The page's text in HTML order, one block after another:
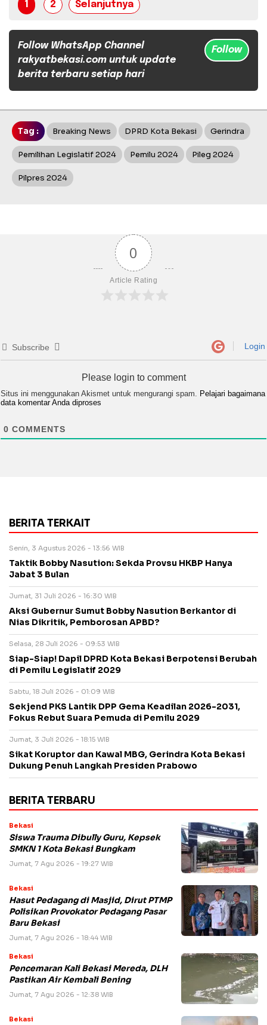
1 2 Selanjutnya
Follow WhatsApp Channel
rakyatbekasi.com untuk update
berita terbaru setiap hari
Follow
Tag : Breaking News DPRD Kota Bekasi Gerindra
Pemilihan Legislatif 2024 Pemilu 2024 Pileg 2024
Pilpres 2024
0
Article Rating
Subscribe Login
Please login to comment
Situs ini menggunakan Akismet untuk mengurangi spam.
Pelajari bagaimana
data komentar Anda diproses
0 COMMENTS
BERITA TERKAIT
Senin, 3 Agustus 2026 - 13:56 WIB
Taktik Bobby Nasution: Sekda Provsu HKBP Hanya
Jabat 3 Bulan
Jumat, 31 Juli 2026 - 16:30 WIB
Aksi Gubernur Sumut Bobby Nasution Berkantor di
Nias Dikritik, Pemborosan APBD?
Selasa, 28 Juli 2026 - 09:53 WIB
Siap-Siap! Dapil DPRD Kota Bekasi Berpotensi Berubah
di Pemilu Legislatif 2029
Sabtu, 18 Juli 2026 - 01:09 WIB
Sekjend PKS Lantik DPP Gema Keadilan 2026-2031,
Fokus Rebut Suara Pemuda di Pemilu 2029
Jumat, 3 Juli 2026 - 18:15 WIB
Sikat Koruptor dan Kawal MBG, Gerindra Kota Bekasi
Dukung Penuh Langkah Presiden Prabowo
BERITA TERBARU
Bekasi
Siswa Trauma Dibully Guru, Kepsek
SMKN 1 Kota Bekasi Bungkam
Jumat, 7 Agu 2026 - 19:27 WIB
Bekasi
Hasut Pedagang di Masjid, Dirut PTMP
Polisikan Provokator Pedagang Pasar
Baru Bekasi
Jumat, 7 Agu 2026 - 18:44 WIB
Bekasi
Pencemaran Kali Bekasi Mereda, DLH
Pastikan Air Kembali Bening
Jumat, 7 Agu 2026 - 12:38 WIB
Bekasi